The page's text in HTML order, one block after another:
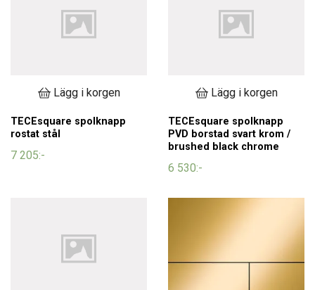
Lägg i korgen
TECEsquare spolknapp
rostat stål
7 205:-
Lägg i korgen
TECEsquare spolknapp
PVD borstad svart krom /
brushed black chrome
6 530:-